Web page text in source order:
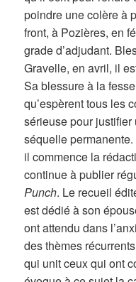
poindre une colère à
front, à Pozières, en
grade d’adjudant.
Gravelle, en avril, il
Sa blessure à la
qu’espèrent tous les
sérieuse pour
séquelle
il commence la
continue à publier
Punch. Le recueil
est dédié à son
ont attendu dans
des thèmes
qui unit ceux qui ont